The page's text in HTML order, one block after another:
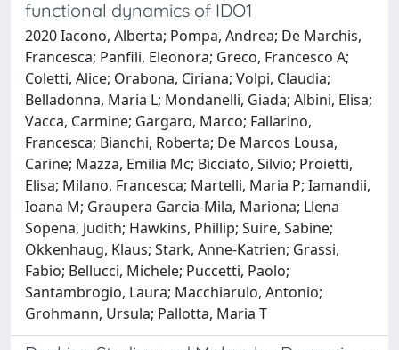
functional dynamics of IDO1
2020 Iacono, Alberta; Pompa, Andrea; De Marchis,
Francesca; Panfili, Eleonora; Greco, Francesco A;
Coletti, Alice; Orabona, Ciriana; Volpi, Claudia;
Belladonna, Maria L; Mondanelli, Giada; Albini, Elisa;
Vacca, Carmine; Gargaro, Marco; Fallarino,
Francesca; Bianchi, Roberta; De Marcos Lousa,
Carine; Mazza, Emilia Mc; Bicciato, Silvio; Proietti,
Elisa; Milano, Francesca; Martelli, Maria P; Iamandii,
Ioana M; Graupera Garcia-Mila, Mariona; Llena
Sopena, Judith; Hawkins, Phillip; Suire, Sabine;
Okkenhaug, Klaus; Stark, Anne-Katrien; Grassi,
Fabio; Bellucci, Michele; Puccetti, Paolo;
Santambrogio, Laura; Macchiarulo, Antonio;
Grohmann, Ursula; Pallotta, Maria T